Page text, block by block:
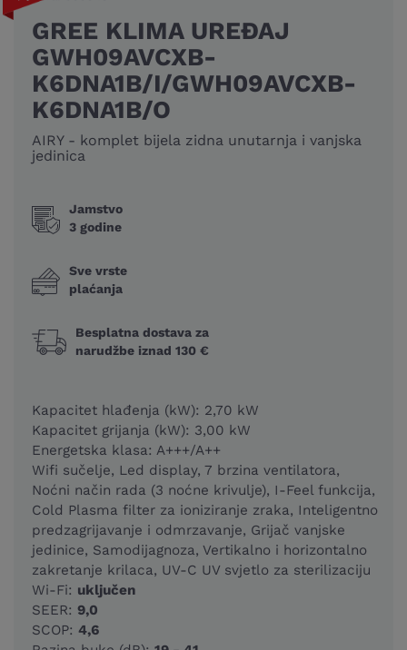
GREE KLIMA UREĐAJ
GWH09AVCXB-
K6DNA1B/I/GWH09AVCXB-
K6DNA1B/O
AIRY - komplet bijela zidna unutarnja i vanjska
jedinica
Jamstvo
3 godine
Sve vrste
plaćanja
Besplatna dostava za
narudžbe iznad 130 €
Kapacitet hlađenja (kW): 2,70 kW
Kapacitet grijanja (kW): 3,00 kW
Energetska klasa: A+++/A++
Wifi sučelje, Led display, 7 brzina ventilatora,
Noćni način rada (3 noćne krivulje), I-Feel funkcija,
Cold Plasma filter za ioniziranje zraka, Inteligentno
predzagrijavanje i odmrzavanje, Grijač vanjske
jedinice, Samodijagnoza, Vertikalno i horizontalno
zakretanje krilaca, UV-C UV svjetlo za sterilizaciju
Wi-Fi: uključen
SEER: 9,0
SCOP: 4,6